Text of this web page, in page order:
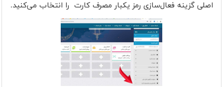
اصلی گزینه فعال‌سازی رمز یکبار مصرف کارت را انتخاب می‌کنید.